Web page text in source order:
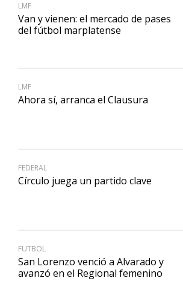
LMF
Van y vienen: el mercado de pases
del fútbol marplatense
LMF
Ahora sí, arranca el Clausura
FEDERAL
Círculo juega un partido clave
FUTBOL
San Lorenzo venció a Alvarado y
avanzó en el Regional femenino